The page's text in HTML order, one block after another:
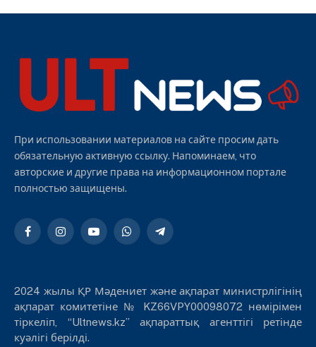
При использовании материалов на сайте просим дать
обязательную активную ссылку. Напоминаем, что
авторские и другие права на информационном портале
полностью защищены.
FacebookInstagramYouTubeWhatsAppTelegram
2024 жылы ҚР Мәдениет және ақпарат министрлігінің
ақпарат комитетіне № KZ66VPY00098072 нөмірімен
тіркеліп, “Ultnews.kz” ақпараттық агенттігі ретінде
куәлігі берілді.